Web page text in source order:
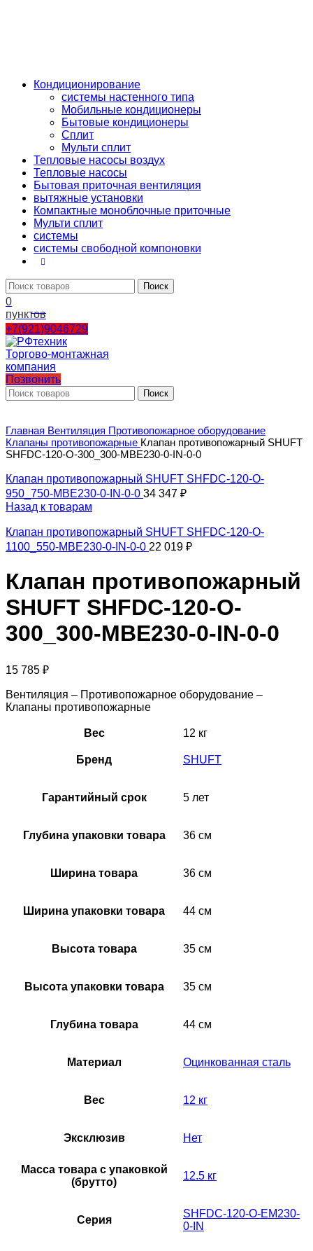
Кондиционирование
системы настенного типа
Мобильные кондиционеры
Бытовые кондиционеры
Сплит
Мульти сплит
Тепловые насосы воздух
Тепловые насосы
Бытовая приточная вентиляция
вытяжные установки
Компактные моноблочные приточные
Мульти сплит
системы
системы свободной компоновки
Поиск
0
пунктов
+7(921)9046729
Позвонить
Поиск
Главная Вентиляция Противопожарное оборудование
Клапаны противопожарные Клапан противопожарный SHUFT
SHFDC-120-O-300_300-MBE230-0-IN-0-0
Клапан противопожарный SHUFT SHFDC-120-O-
950_750-MBE230-0-IN-0-0 34 347 ₽
Назад к товарам
Клапан противопожарный SHUFT SHFDC-120-O-
1100_550-MBE230-0-IN-0-0 22 019 ₽
Клапан противопожарный
SHUFT SHFDC-120-O-
300_300-MBE230-0-IN-0-0
15 785 ₽
Вентиляция – Противопожарное оборудование –
Клапаны противопожарные
Вес 12 кг
Бренд SHUFT
Гарантийный срок 5 лет
Глубина упаковки товара 36 см
Ширина товара 36 см
Ширина упаковки товара 44 см
Высота товара 35 см
Высота упаковки товара 35 см
Глубина товара 44 см
Материал Оцинкованная сталь
Вес 12 кг
Эксклюзив Нет
Масса товара с упаковкой
(брутто)
12.5 кг
Серия
SHFDC-120-O-EM230-
0-IN